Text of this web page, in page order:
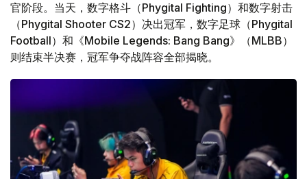
官阶段。当天，数字格斗（Phygital Fighting）和数字射击
（Phygital Shooter CS2）决出冠军，数字足球（Phygital
Football）和《Mobile Legends: Bang Bang》（MLBB）
则结束半决赛，冠军争夺战阵容全部揭晓。